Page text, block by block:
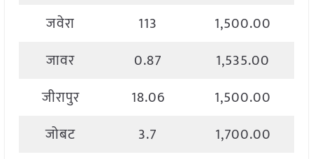
जवेरा
113
1,500.00
जावर
0.87
1,535.00
जीरापुर
18.06
1,500.00
जोबट
3.7
1,700.00